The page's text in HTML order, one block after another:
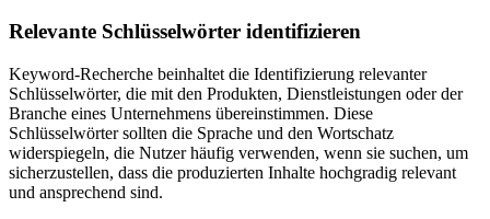
Relevante Schlüsselwörter identifizieren
Keyword-Recherche beinhaltet die Identifizierung relevanter
Schlüsselwörter, die mit den Produkten, Dienstleistungen oder der
Branche eines Unternehmens übereinstimmen. Diese
Schlüsselwörter sollten die Sprache und den Wortschatz
widerspiegeln, die Nutzer häufig verwenden, wenn sie suchen, um
sicherzustellen, dass die produzierten Inhalte hochgradig relevant
und ansprechend sind.